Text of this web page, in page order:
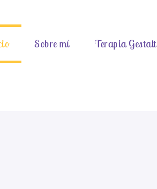
Sobre mí Terapia Gestalt